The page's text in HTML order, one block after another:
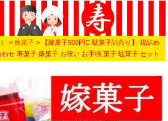
> 嫁菓子> 【嫁菓子500円C 駄菓子詰合せ】 袋詰め
わせ 寿菓子 嫁菓子 お祝い お手頃 菓子 駄菓子 セット